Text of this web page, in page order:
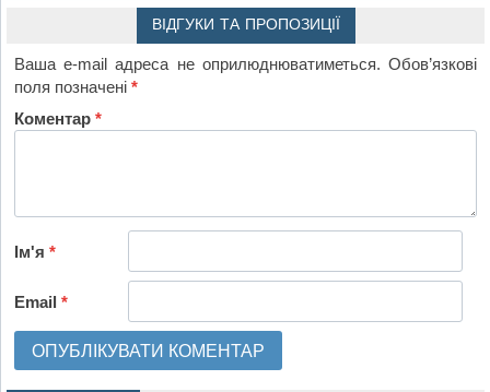
ВІДГУКИ ТА ПРОПОЗИЦІЇ
Ваша e-mail адреса не оприлюднюватиметься. Обов’язкові
поля позначені*
Коментар*
Ім'я*
Email*